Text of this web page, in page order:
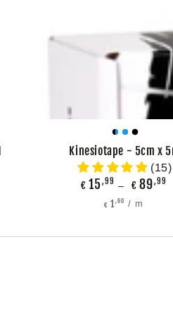
Black
Blue
BlueBlack
Kinesiotape - 5cm x
(15)
Regulärer
€ 15 ,99 € 89,99
Stückpreis
€ 1 ,60 / pro
m